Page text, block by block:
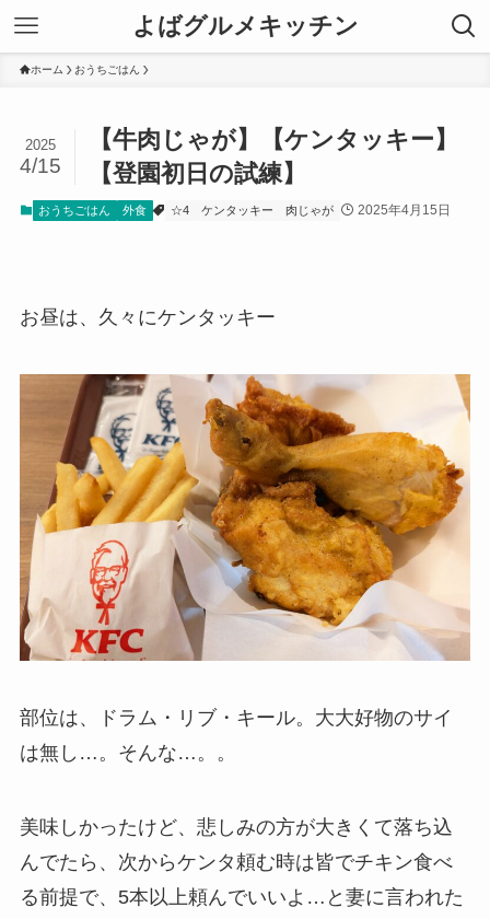
よばグルメキッチン
ホーム おうちごはん
【牛肉じゃが】【ケンタッキー】
【登園初日の試練】
2025
4/15
おうちごはん 外食 ☆4 ケンタッキー 肉じゃが 2025年4月15日
お昼は、久々にケンタッキー
部位は、ドラム・リブ・キール。大大好物のサイ
は無し…。そんな…。。
美味しかったけど、悲しみの方が大きくて落ち込
んでたら、次からケンタ頼む時は皆でチキン食べ
る前提で、5本以上頼んでいいよ…と妻に言われた